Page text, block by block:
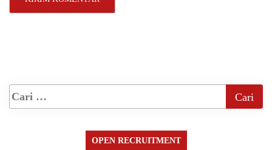
OPEN RECRUITMENT